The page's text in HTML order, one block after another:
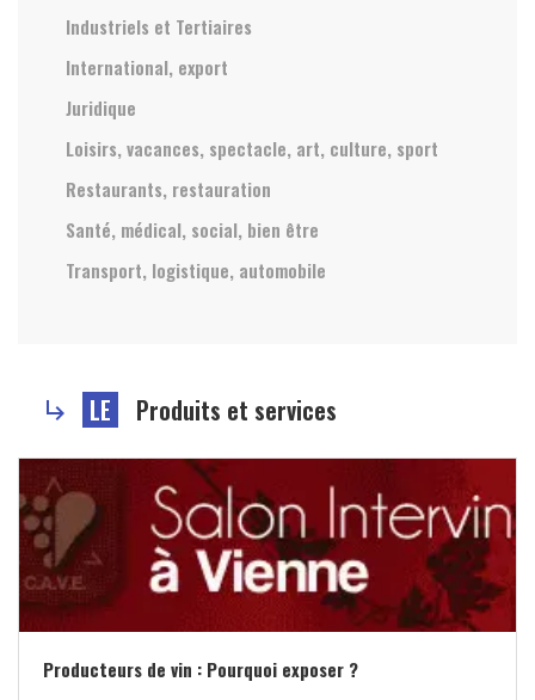
Industriels et Tertiaires
International, export
Juridique
Loisirs, vacances, spectacle, art, culture, sport
Restaurants, restauration
Santé, médical, social, bien être
Transport, logistique, automobile
subdirectory_arrow_right LE Produits et services
Producteurs de vin : Pourquoi exposer ?